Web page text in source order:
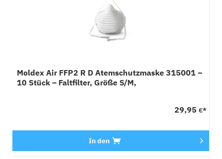
Moldex Air FFP2 R D Atemschutzmaske 315001 –
10 Stück – Faltfilter, Größe S/M,
29,95 €*
In den